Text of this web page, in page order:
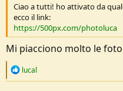
Ciao a tutti! ho attivato da
ecco il link:
https://500px.com/photoluca
Mi piacciono molto le
Rlucal